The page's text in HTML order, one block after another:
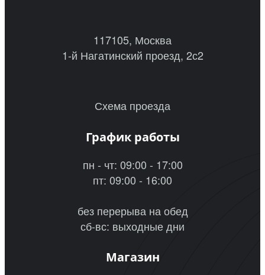
117105, Москва
1-й Нагатинский проезд, 2с2
Схема проезда
График работы
пн - чт: 09:00 - 17:00
пт: 09:00 - 16:00
без перерыва на обед
сб-вс: выходные дни
Магазин